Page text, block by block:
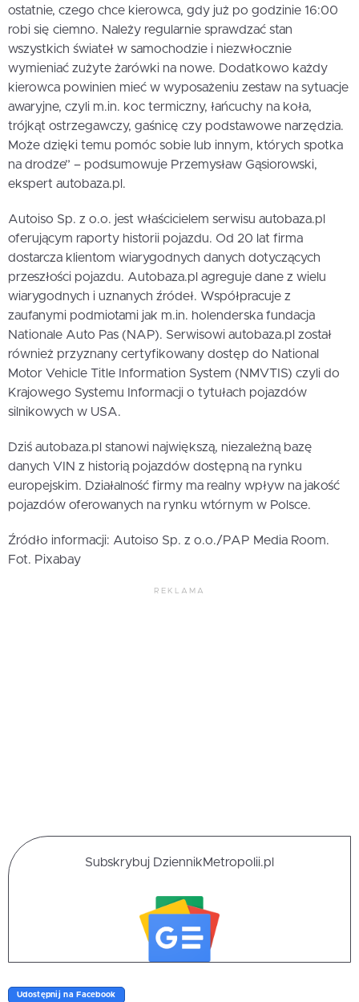
ostatnie, czego chce kierowca, gdy już po godzinie 16:00
robi się ciemno. Należy regularnie sprawdzać stan
wszystkich świateł w samochodzie i niezwłocznie
wymieniać zużyte żarówki na nowe. Dodatkowo każdy
kierowca powinien mieć w wyposażeniu zestaw na sytuacje
awaryjne, czyli m.in. koc termiczny, łańcuchy na koła,
trójkąt ostrzegawczy, gaśnicę czy podstawowe narzędzia.
Może dzięki temu pomóc sobie lub innym, których spotka
na drodze” – podsumowuje Przemysław Gąsiorowski,
ekspert autobaza.pl.
Autoiso Sp. z o.o. jest właścicielem serwisu autobaza.pl
oferującym raporty historii pojazdu. Od 20 lat firma
dostarcza klientom wiarygodnych danych dotyczących
przeszłości pojazdu. Autobaza.pl agreguje dane z wielu
wiarygodnych i uznanych źródeł. Współpracuje z
zaufanymi podmiotami jak m.in. holenderska fundacja
Nationale Auto Pas (NAP). Serwisowi autobaza.pl został
również przyznany certyfikowany dostęp do National
Motor Vehicle Title Information System (NMVTIS) czyli do
Krajowego Systemu Informacji o tytułach pojazdów
silnikowych w USA.
Dziś autobaza.pl stanowi największą, niezależną bazę
danych VIN z historią pojazdów dostępną na rynku
europejskim. Działalność firmy ma realny wpływ na jakość
pojazdów oferowanych na rynku wtórnym w Polsce.
Źródło informacji: Autoiso Sp. z o.o./PAP Media Room.
Fot. Pixabay
REKLAMA
Subskrybuj DziennikMetropolii.pl
Udostępnij na Facebook